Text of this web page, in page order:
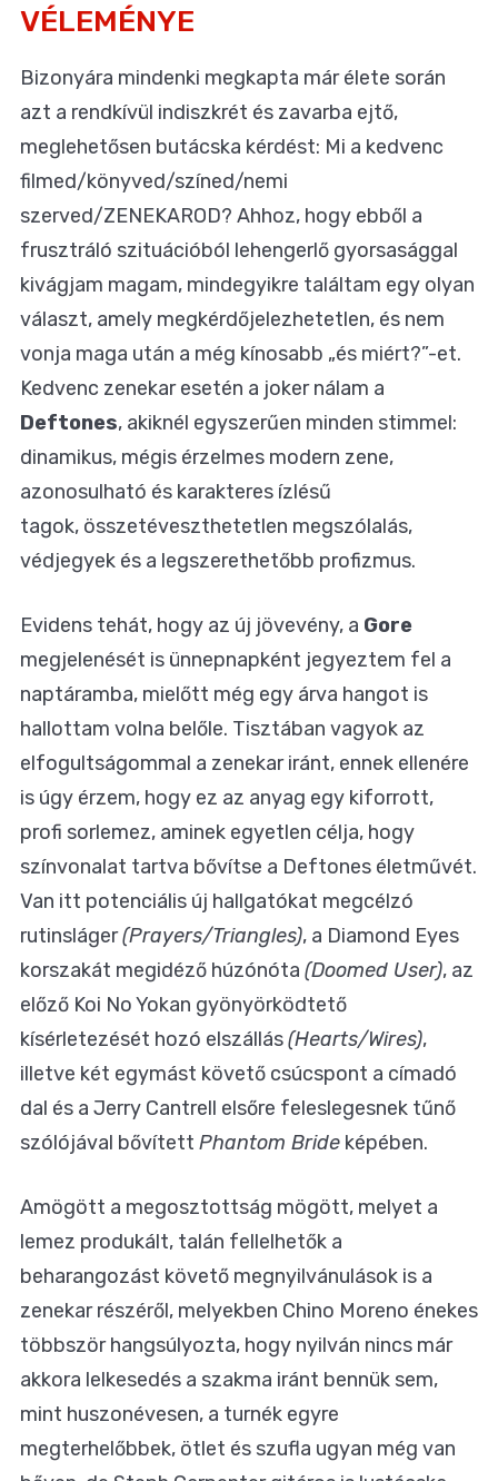
VÉLEMÉNYE
Bizonyára mindenki megkapta már élete során
azt a rendkívül indiszkrét és zavarba ejtő,
meglehetősen butácska kérdést: Mi a kedvenc
filmed/könyved/színed/nemi
szerved/ZENEKAROD? Ahhoz, hogy ebből a
frusztráló szituációból lehengerlő gyorsasággal
kivágjam magam, mindegyikre találtam egy olyan
választ, amely megkérdőjelezhetetlen, és nem
vonja maga után a még kínosabb „és miért?”-et.
Kedvenc zenekar esetén a joker nálam a
Deftones, akiknél egyszerűen minden stimmel:
dinamikus, mégis érzelmes modern zene,
azonosulható és karakteres ízlésű
tagok, összetéveszthetetlen megszólalás,
védjegyek és a legszerethetőbb profizmus.
Evidens tehát, hogy az új jövevény, a Gore
megjelenését is ünnepnapként jegyeztem fel a
naptáramba, mielőtt még egy árva hangot is
hallottam volna belőle. Tisztában vagyok az
elfogultságommal a zenekar iránt, ennek ellenére
is úgy érzem, hogy ez az anyag egy kiforrott,
profi sorlemez, aminek egyetlen célja, hogy
színvonalat tartva bővítse a Deftones életművét.
Van itt potenciális új hallgatókat megcélzó
rutinsláger(Prayers/Triangles), a Diamond Eyes
korszakát megidéző húzónóta (Doomed User), az
előző Koi No Yokan gyönyörködtető
kísérletezését hozó elszállás(Hearts/Wires),
illetve két egymást követő csúcspont a címadó
dal és a Jerry Cantrell elsőre feleslegesnek tűnő
szólójával bővített Phantom Bride képében.
Amögött a megosztottság mögött, melyet a
lemez produkált, talán fellelhetők a
beharangozást követő megnyilvánulások is a
zenekar részéről, melyekben Chino Moreno énekes
többször hangsúlyozta, hogy nyilván nincs már
akkora lelkesedés a szakma iránt bennük sem,
mint huszonévesen, a turnék egyre
megterhelőbbek, ötlet és szufla ugyan még van